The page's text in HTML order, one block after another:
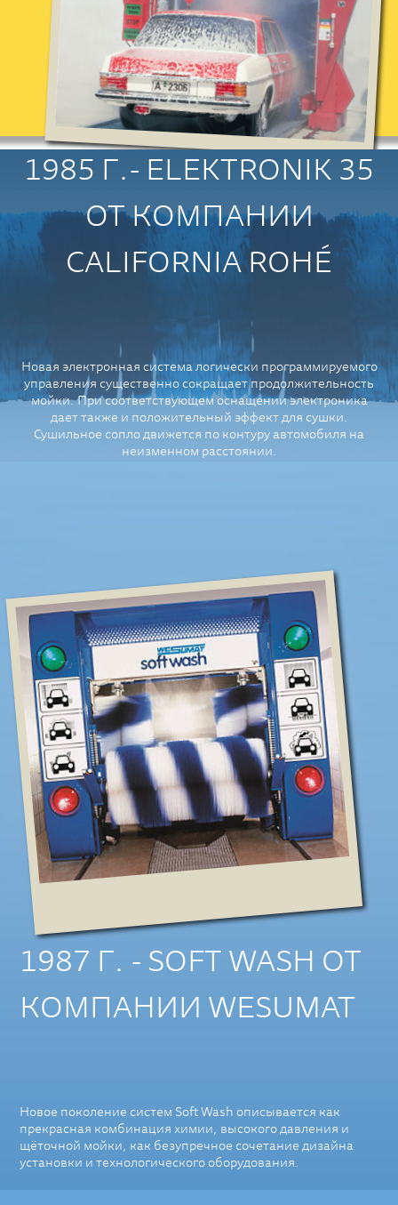
1985 Г.- ELEKTRONIK 35
ОТ КОМПАНИИ
CALIFORNIA ROHÉ
Новая электронная система логически программируемого
управления существенно сокращает продолжительность
мойки. При соответствующем оснащении электроника
дает также и положительный эффект для сушки.
Сушильное сопло движется по контуру автомобиля на
неизменном расстоянии.
1987 Г. - SOFT WASH ОТ
КОМПАНИИ WESUMAT
Новое поколение систем Soft Wash описывается как
прекрасная комбинация химии, высокого давления и
щёточной мойки, как безупречное сочетание дизайна
установки и технологического оборудования.